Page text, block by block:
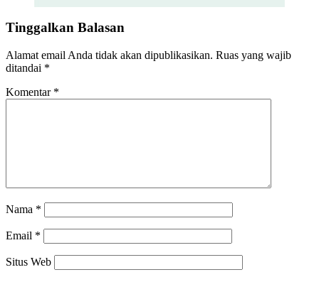
Tinggalkan Balasan
Alamat email Anda tidak akan dipublikasikan. Ruas yang wajib
ditandai *
Komentar *
Nama *
Email *
Situs Web